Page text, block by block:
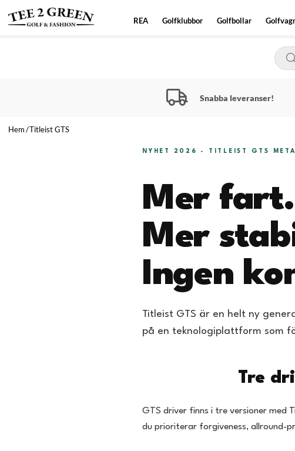
REA Golfklubbor Golfbollar
Snabba leveranser!
Hem Titleist GTS
NYHET 2026 - TITLEIST GTS
Mer fart.
Mer
Ingen
Titleist GTS är en helt ny
på en teknologiplattform som
Tre
GTS driver finns i tre versioner
du prioriterar forgiveness, allround-